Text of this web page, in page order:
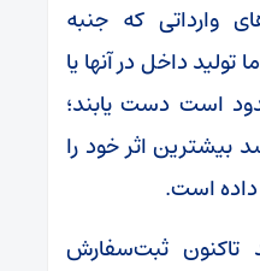
وارداتی که جنبه
تولید داخل در آنها یا
است دست یابند؛
بیشترین اثر خود را
داده است.
ثبت‌سفارش